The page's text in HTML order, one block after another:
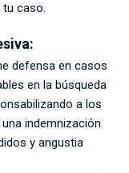
tu caso.
defensa en casos
en la búsqueda
a los
indemnización
y angustia